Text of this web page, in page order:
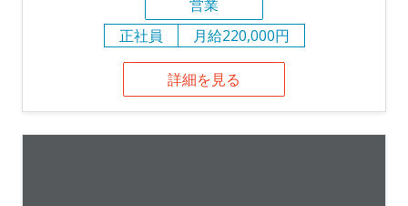
営業
正社員
月給220,000円
詳細を見る